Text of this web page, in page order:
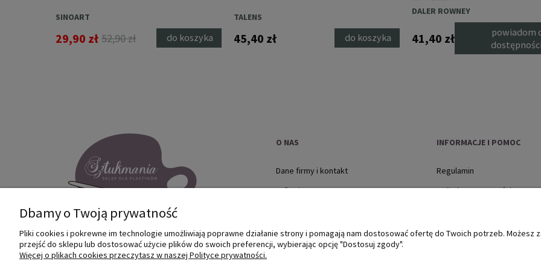
SINOART
29,90 zł 52,90 zł do koszyka
TALENS
45,40 zł do koszyka
DALER ROWNEY
41,40 zł
powiadom
dostępności
Internetowy sklep dla plastyków
O NAS
Dane firmy i kontakt
O firmie
INFORMACJE I POMOC
Regulamin
Polityka prywatności
Płatności i dostawa
Dbamy o Twoją prywatność
Pliki cookies i pokrewne im technologie umożliwiają poprawne działanie strony i pomagają nam dostosować ofertę do Twoich potrzeb.
przejść do sklepu lub dostosować użycie plików do swoich preferencji, wybierając opcję "Dostosuj zgody".
Więcej o plikach cookies przeczytasz w naszej Polityce prywatności.